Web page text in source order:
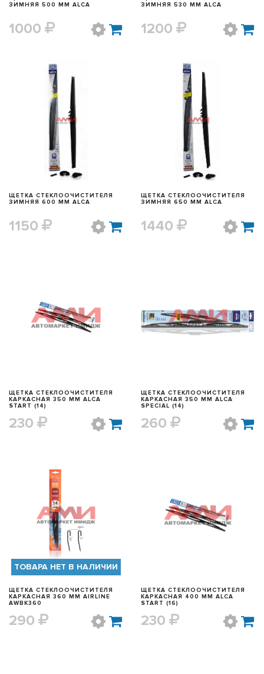
ЗИМНЯЯ 500 ММ ALCA
1000
ЗИМНЯЯ 530 ММ ALCA
1200
БЫСТРЫЙ ПРОСМОТР
ЩЕТКА СТЕКЛООЧИСТИТЕЛЯ
ЗИМНЯЯ 600 ММ ALCA
1150
БЫСТРЫЙ ПРОСМОТР
ЩЕТКА СТЕКЛООЧИСТИТЕЛЯ
ЗИМНЯЯ 650 ММ ALCA
1440
БЫСТРЫЙ ПРОСМОТР
ЩЕТКА СТЕКЛООЧИСТИТЕЛЯ
КАРКАСНАЯ 350 ММ ALCA
START (14)
230
БЫСТРЫЙ ПРОСМОТР
ЩЕТКА СТЕКЛООЧИСТИТЕЛЯ
КАРКАСНАЯ 350 ММ ALCA
SPECIAL (14)
260
БЫСТРЫЙ ПРОСМОТР
ТОВАРА НЕТ В НАЛИЧИИ
ЩЕТКА СТЕКЛООЧИСТИТЕЛЯ
КАРКАСНАЯ 360 ММ AIRLINE
AWBK360
290
БЫСТРЫЙ ПРОСМОТР
ЩЕТКА СТЕКЛООЧИСТИТЕЛЯ
КАРКАСНАЯ 400 ММ ALCA
START (16)
230